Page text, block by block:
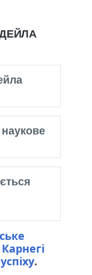
to
і
1948)
ідеї
а
на
.